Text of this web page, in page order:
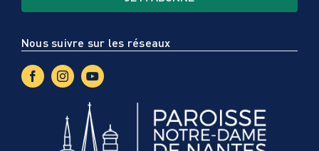
Nous suivre sur les réseaux